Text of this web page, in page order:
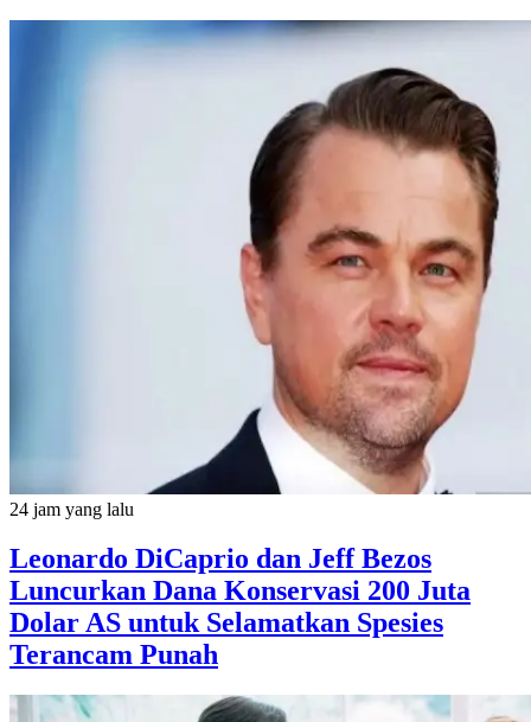
24 jam yang lalu
Leonardo DiCaprio dan Jeff Bezos
Luncurkan Dana Konservasi 200 Juta
Dolar AS untuk Selamatkan Spesies
Terancam Punah